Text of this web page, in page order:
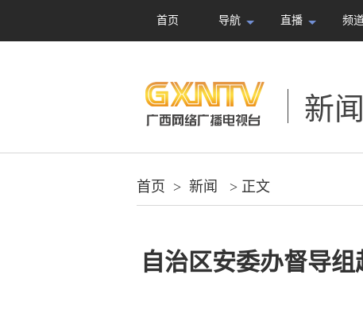
首页 导航 直播 频
新闻
首页 > 新闻 > 正文
自治区安委办督导